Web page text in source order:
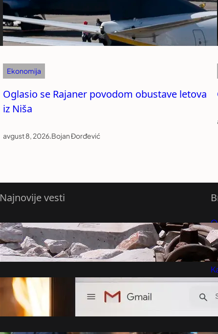
Ekonomija
Oglasio se Rajaner povodom obustave letova
iz Niša
avgust 8, 2026.Bojan Đorđević
Najnovije vesti
Sudar vozova u Hrvatskoj, nikom od
povređenih nije ugrožen život – Region
avgust 8, 2026
Gmail uvodi velike promjene od 2027.
godine: Milioni korisnika moraće da se
prilagode